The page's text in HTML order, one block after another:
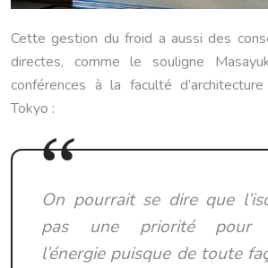
Cette gestion du froid a aussi des
directes, comme le souligne
conférences à la faculté
Tokyo :
On pourrait se dire que
pas une priorité pour
l’énergie puisque de toute